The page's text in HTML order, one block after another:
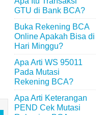
GTU di Bank BCA?
Buka Rekening BCA
Online Apakah Bisa di
Hari Minggu?
Apa Arti WS 95011
Pada Mutasi
Rekening BCA?
Apa Arti Keterangan
PEND Cek Mutasi